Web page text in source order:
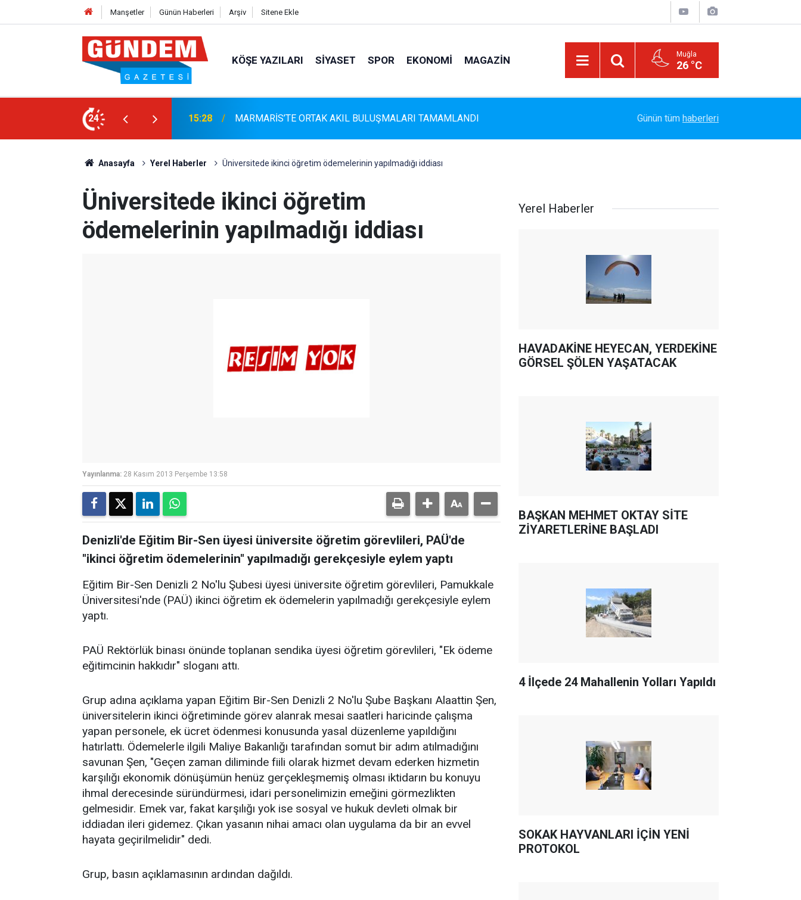
Manşetler Günün Haberleri Arşiv Sitene Ekle
KÖŞE YAZILARI SIYASET SPOR EKONOMI MAGAZIN Muğla
26 °C
24
TAMAMLANDI 14:44 Marmaris'te Çam Ağaçlarına Güvenli Dokunuş: Budama Çalışmaları Sürüyor SİRAÇ İÇİN LUNAPARKTA BULUŞUYORUZ
Günün tüm haberleri
Anasayfa Yerel Haberler Üniversitede ikinci öğretim ödemelerinin yapılmadığı iddiası
Üniversitede ikinci öğretim
ödemelerinin yapılmadığı iddiası
Yayınlanma: 28 Kasım 2013 Perşembe 13:58
Denizli'de Eğitim Bir-Sen üyesi üniversite öğretim görevlileri, PAÜ'de
"ikinci öğretim ödemelerinin" yapılmadığı gerekçesiyle eylem yaptı
Eğitim Bir-Sen Denizli 2 No'lu Şubesi üyesi üniversite öğretim görevlileri, Pamukkale
Üniversitesi'nde (PAÜ) ikinci öğretim ek ödemelerin yapılmadığı gerekçesiyle eylem
yaptı.
PAÜ Rektörlük binası önünde toplanan sendika üyesi öğretim görevlileri, "Ek ödeme
eğitimcinin hakkıdır" sloganı attı.
Grup adına açıklama yapan Eğitim Bir-Sen Denizli 2 No'lu Şube Başkanı Alaattin Şen,
üniversitelerin ikinci öğretiminde görev alanrak mesai saatleri haricinde çalışma
yapan personele, ek ücret ödenmesi konusunda yasal düzenleme yapıldığını
hatırlattı. Ödemelerle ilgili Maliye Bakanlığı tarafından somut bir adım atılmadığını
savunan Şen, "Geçen zaman diliminde fiili olarak hizmet devam ederken hizmetin
karşılığı ekonomik dönüşümün henüz gerçekleşmemiş olması iktidarın bu konuyu
ihmal derecesinde süründürmesi, idari personelimizin emeğini görmezlikten
gelmesidir. Emek var, fakat karşılığı yok ise sosyal ve hukuk devleti olmak bir
iddiadan ileri gidemez. Çıkan yasanın nihai amacı olan uygulama da bir an evvel
hayata geçirilmelidir" dedi.
Grup, basın açıklamasının ardından dağıldı.
Yerel Haberler
HAVADAKİNE HEYECAN, YERDEKİNE
GÖRSEL ŞÖLEN YAŞATACAK
BAŞKAN MEHMET OKTAY SİTE
ZİYARETLERİNE BAŞLADI
4 İlçede 24 Mahallenin Yolları Yapıldı
SOKAK HAYVANLARI İÇİN YENİ
PROTOKOL